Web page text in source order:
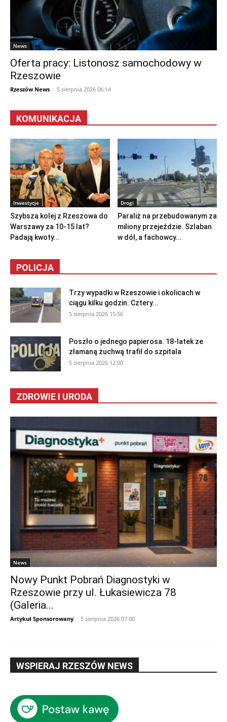
News
Oferta pracy: Listonosz samochodowy w
Rzeszowie
Rzeszów News - 5 sierpnia 2026 06:14
KOMUNIKACJA
Inwestycje
Szybsza kolej z Rzeszowa do
Warszawy za 10-15 lat?
Padają kwoty...
Drogi
Paraliż na przebudowanym za
miliony przejeździe. Szlaban
w dół, a fachowcy...
POLICJA
Trzy wypadki w Rzeszowie i okolicach w
ciągu kilku godzin. Cztery...
5 sierpnia 2026 15:56
Poszło o jednego papierosa. 18-latek ze
złamaną żuchwą trafił do szpitala
5 sierpnia 2026 12:00
ZDROWIE I URODA
News
Nowy Punkt Pobrań Diagnostyki w
Rzeszowie przy ul. Łukasiewicza 78
(Galeria...
Artykuł Sponsorowany - 5 sierpnia 2026 07:00
WSPIERAJ RZESZÓW NEWS